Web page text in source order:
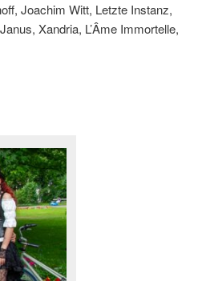
Joachim Witt, Letzte Instanz,
Xandria, L’Âme Immortelle,